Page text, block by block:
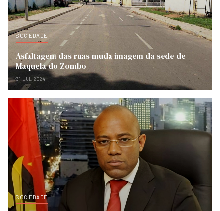
SOCIEDADE
Asfaltagem das ruas muda imagem da sede de
Maquela do Zombo
31-JUL-2024
SOCIEDADE